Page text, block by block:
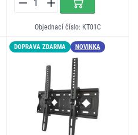
Objednací číslo: KT01C
DOPRAVA ZDARMA NOVINKA